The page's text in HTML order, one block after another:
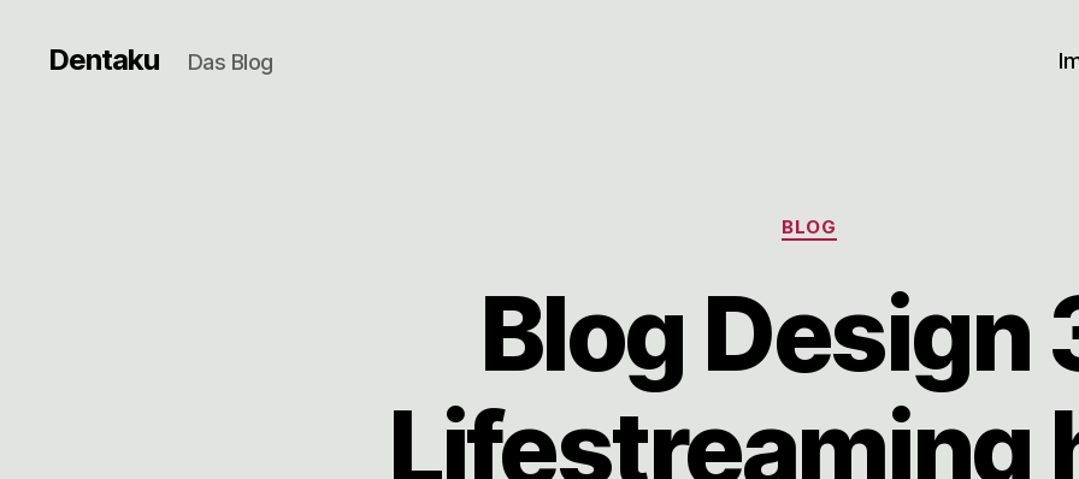
Dentaku Das Blog
Kategorien
BLOG
Blog Design
Lifestreaming